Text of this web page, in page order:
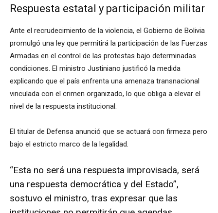
Respuesta estatal y participación militar
Ante el recrudecimiento de la violencia, el Gobierno de Bolivia
promulgó una ley que permitirá la participación de las Fuerzas
Armadas en el control de las protestas bajo determinadas
condiciones. El ministro Justiniano justificó la medida
explicando que el país enfrenta una amenaza transnacional
vinculada con el crimen organizado, lo que obliga a elevar el
nivel de la respuesta institucional.
El titular de Defensa anunció que se actuará con firmeza pero
bajo el estricto marco de la legalidad.
“Esta no será una respuesta improvisada, será
una respuesta democrática y del Estado”,
sostuvo el ministro, tras expresar que las